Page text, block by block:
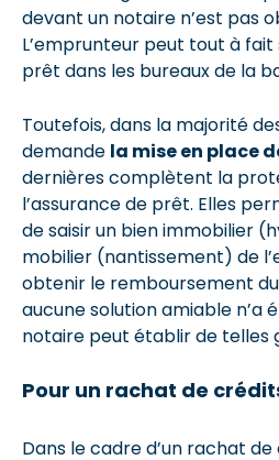
devant un notaire n’est pas
L’emprunteur peut tout à
prêt dans les bureaux de la
Toutefois, dans la majorité
demande la mise en place
dernières complètent la
l’assurance de prêt. Elles
de saisir un bien immobilier
mobilier (nantissement) de
obtenir le remboursement
aucune solution amiable n’a
notaire peut établir de telles
Pour un rachat de
Dans le cadre d’un rachat